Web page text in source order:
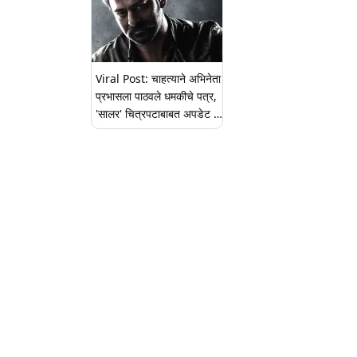
Viral Post: चाहत्याने अभिनेता
प्रभासला पाठवले धमकीचे पत्र,
'सालर' चित्रपटाबाबत अपडेट न
दिल्यास...